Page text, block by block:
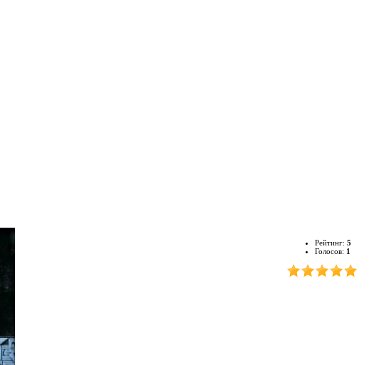
Рейтинг: 5
Голосов: 1